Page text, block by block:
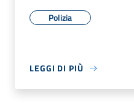
Polizia
LEGGI DI PIÙ